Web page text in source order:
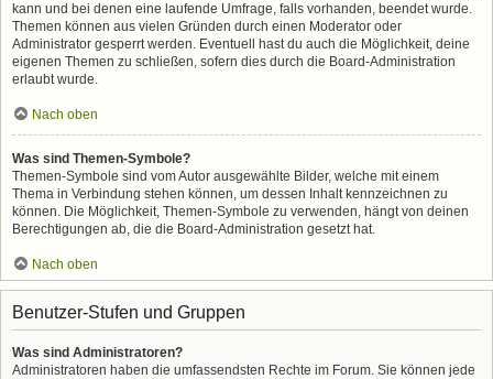
kann und bei denen eine laufende Umfrage, falls vorhanden, beendet wurde.
Themen können aus vielen Gründen durch einen Moderator oder
Administrator gesperrt werden. Eventuell hast du auch die Möglichkeit, deine
eigenen Themen zu schließen, sofern dies durch die Board-Administration
erlaubt wurde.
Nach oben
Was sind Themen-Symbole?
Themen-Symbole sind vom Autor ausgewählte Bilder, welche mit einem
Thema in Verbindung stehen können, um dessen Inhalt kennzeichnen zu
können. Die Möglichkeit, Themen-Symbole zu verwenden, hängt von deinen
Berechtigungen ab, die die Board-Administration gesetzt hat.
Nach oben
Benutzer-Stufen und Gruppen
Was sind Administratoren?
Administratoren haben die umfassendsten Rechte im Forum. Sie können jede